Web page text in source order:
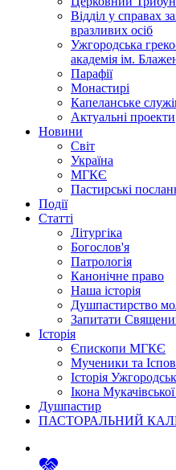
Відділ у справах
вразливих осіб
Ужгородська
академія ім.
Парафії
Монастирі
Капеланське
Актуальні проекти
Новини
Світ
Україна
МГКЄ
Пастирські
Події
Статті
Літургіка
Богослов'я
Патрологія
Канонічне право
Наша історія
Душпастирство
Запитати
Історія
Єпископи МГКЄ
Мученики та
Історія
Ікона
Душпастир
ПАСТОРАЛЬНИЙ